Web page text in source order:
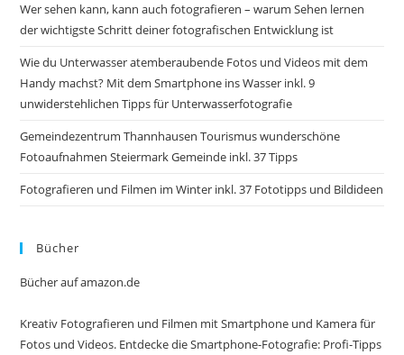
Wer sehen kann, kann auch fotografieren – warum Sehen lernen
der wichtigste Schritt deiner fotografischen Entwicklung ist
Wie du Unterwasser atemberaubende Fotos und Videos mit dem
Handy machst? Mit dem Smartphone ins Wasser inkl. 9
unwiderstehlichen Tipps für Unterwasserfotografie
Gemeindezentrum Thannhausen Tourismus wunderschöne
Fotoaufnahmen Steiermark Gemeinde inkl. 37 Tipps
Fotografieren und Filmen im Winter inkl. 37 Fototipps und Bildideen
Bücher
Bücher auf amazon.de
Kreativ Fotografieren und Filmen mit Smartphone und Kamera für
Fotos und Videos. Entdecke die Smartphone-Fotografie: Profi-Tipps